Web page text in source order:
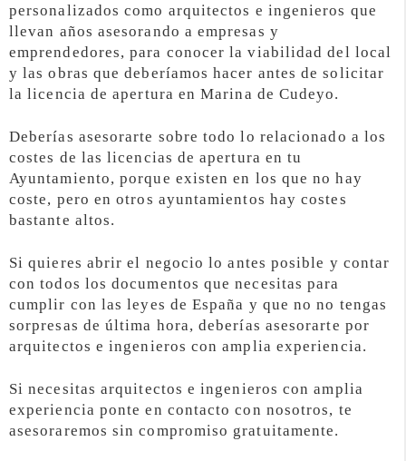
personalizados como arquitectos e ingenieros que
llevan años asesorando a empresas y
emprendedores, para conocer la viabilidad del local
y las obras que deberíamos hacer antes de solicitar
la licencia de apertura en Marina de Cudeyo.
Deberías asesorarte sobre todo lo relacionado a los
costes de las licencias de apertura en tu
Ayuntamiento, porque existen en los que no hay
coste, pero en otros ayuntamientos hay costes
bastante altos.
Si quieres abrir el negocio lo antes posible y contar
con todos los documentos que necesitas para
cumplir con las leyes de España y que no no tengas
sorpresas de última hora, deberías asesorarte por
arquitectos e ingenieros con amplia experiencia.
Si necesitas arquitectos e ingenieros con amplia
experiencia ponte en contacto con nosotros, te
asesoraremos sin compromiso gratuitamente.